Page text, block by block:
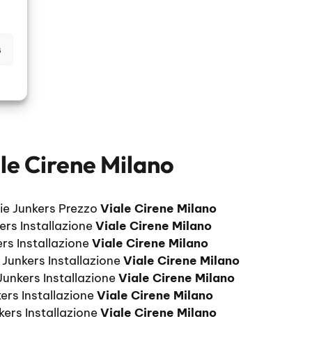
Cirene Milano
Junkers Prezzo Viale Cirene Milano
InstallazioneViale Cirene Milano
InstallazioneViale Cirene Milano
InstallazioneViale Cirene Milano
InstallazioneViale Cirene Milano
InstallazioneViale Cirene Milano
InstallazioneViale Cirene Milano